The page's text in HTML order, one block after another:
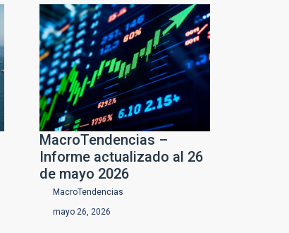
MacroTendencias –
Informe actualizado al 26
de mayo 2026
MacroTendencias
mayo 26, 2026